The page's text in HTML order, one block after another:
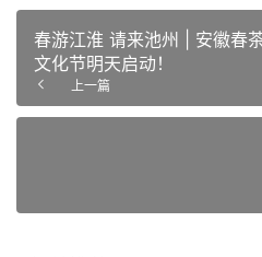
春游江淮 请来池州 | 安徽春
文化节明天启动！
上一篇